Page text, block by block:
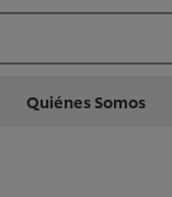
Quiénes Somos